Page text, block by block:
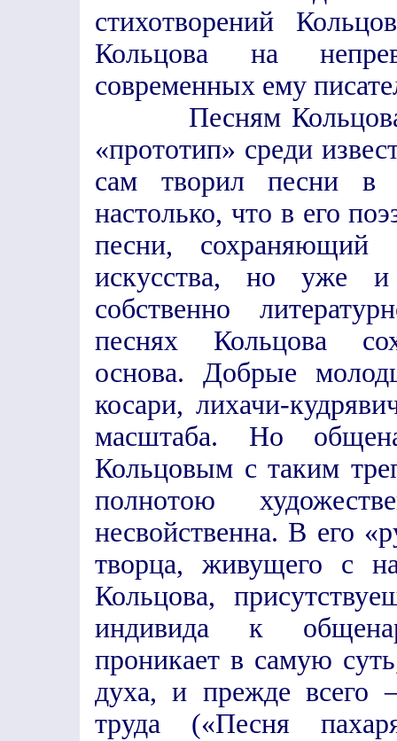
стихотворений
Кольцова на
современных ему
Песням Кольцова
«прототип» среди
сам творил песни в
настолько, что в его
песни, сохраняющий
искусства, но уже
собственно
песнях Кольцова
основа. Добрые
косари, лихачи-
масштаба. Но
Кольцовым с таким
полнотою
несвойственна. В его
творца, живущего с
Кольцова,
индивида к
проникает в самую
духа, и прежде всего
труда («Песня